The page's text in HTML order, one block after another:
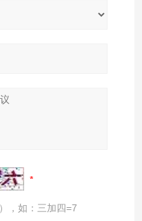
，如：三加四=7